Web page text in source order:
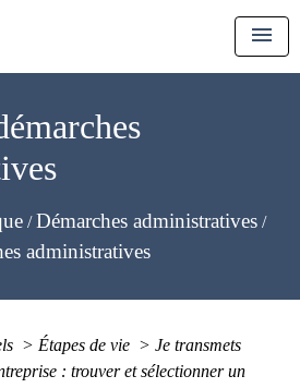
menu
/Démarches administratives /
administratives
> Étapes de vie > Je transmets
: trouver et sélectionner un